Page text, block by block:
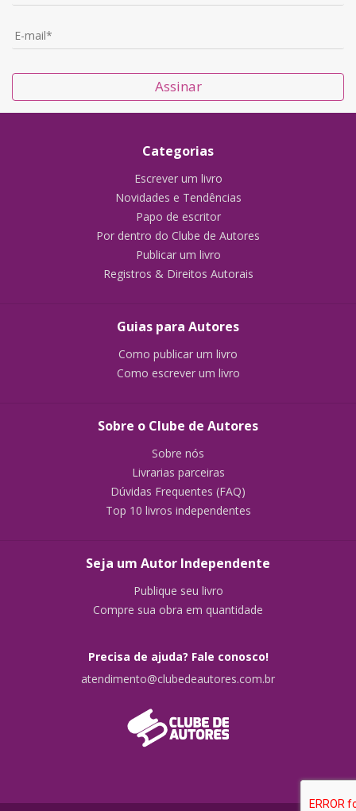
Assinar
Categorias
Escrever um livro
Novidades e Tendências
Papo de escritor
Por dentro do Clube de Autores
Publicar um livro
Registros & Direitos Autorais
Guias para Autores
Como publicar um livro
Como escrever um livro
Sobre o Clube de Autores
Sobre nós
Livrarias parceiras
Dúvidas Frequentes (FAQ)
Top 10 livros independentes
Seja um Autor Independente
Publique seu livro
Compre sua obra em quantidade
Precisa de ajuda? Fale conosco!
atendimento@clubedeautores.com.br